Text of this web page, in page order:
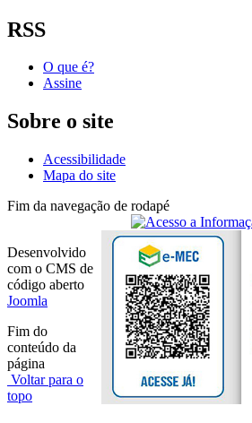
RSS
O que é?
Assine
Sobre o site
Acessibilidade
Mapa do site
Fim da navegação de rodapé
Desenvolvido
com o CMS de
código aberto
Joomla
Fim do
conteúdo da
página
Voltar para o
topo